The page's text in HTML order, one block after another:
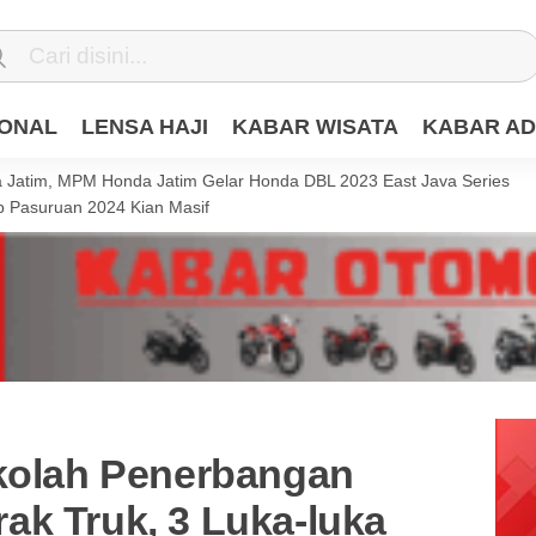
LENSA HAJI KABAR WISATA KABAR
MPM Honda Jatim Gelar Honda DBL 2023 East Java Series
Pasuruan 2024 Kian Masif
Penerbangan
Truk, 3 Luka-luka